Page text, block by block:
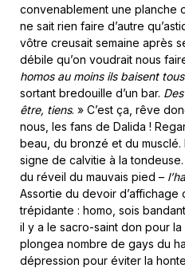
convenablement une planche
ne sait rien faire d’autre
vôtre creusait semaine après
débile qu’on voudrait nous
homos au moins ils baisent
sortant bredouille d’un bar.
être, tiens. » C’est ça, rêve
nous, les fans de Dalida !
beau, du bronzé et du musclé.
signe de calvitie à la
du réveil du mauvais pied –
Assortie du devoir d’affichage
trépidante : homo, sois
il y a le sacro-saint don pour
plongea nombre de gays du
dépression pour éviter la